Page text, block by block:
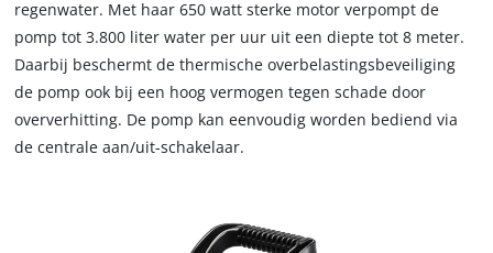
regenwater. Met haar 650 watt sterke motor verpompt de
pomp tot 3.800 liter water per uur uit een diepte tot 8 meter.
Daarbij beschermt de thermische overbelastingsbeveiliging
de pomp ook bij een hoog vermogen tegen schade door
oververhitting. De pomp kan eenvoudig worden bediend via
de centrale aan/uit-schakelaar.